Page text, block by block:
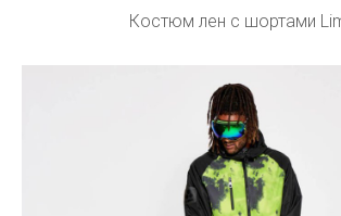
Костюм лен с шортами